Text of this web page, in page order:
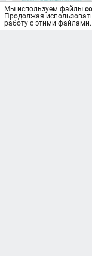
Мы используем файлы
Продолжая
работу с этими файлами.